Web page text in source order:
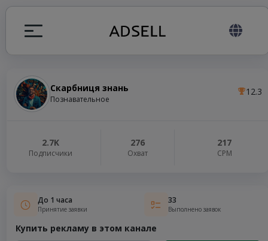
Скарбниця знань
Познавательное
12.3
2.7K
Подписчики
276
Охват
217
СРМ
До 1 часа
Принятие заявки
33
Выполнено заявок
Купить рекламу в этом канале